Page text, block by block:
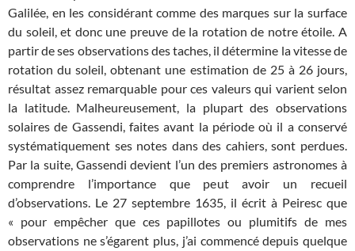
Galilée, en les considérant comme des marques sur la surface
du soleil, et donc une preuve de la rotation de notre étoile. A
partir de ses observations des taches, il détermine la vitesse de
rotation du soleil, obtenant une estimation de 25 à 26 jours,
résultat assez remarquable pour ces valeurs qui varient selon
la latitude. Malheureusement, la plupart des observations
solaires de Gassendi, faites avant la période où il a conservé
systématiquement ses notes dans des cahiers, sont perdues.
Par la suite, Gassendi devient l’un des premiers astronomes à
comprendre l’importance que peut avoir un recueil
d’observations. Le 27 septembre 1635, il écrit à Peiresc que
« pour empêcher que ces papillotes ou plumitifs de mes
observations ne s’égarent plus, j’ai commencé depuis quelque